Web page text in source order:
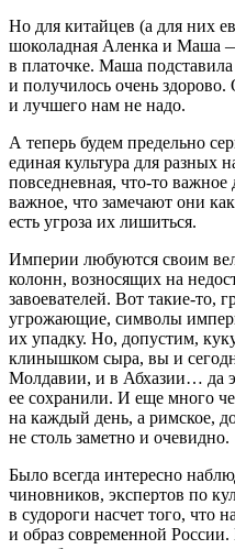
Но для китайцев (а для них
шоколадная Аленка и Маша
в платочке. Маша
и получилось очень
и лучшего нам не надо.
А теперь будем предельно
единая культура для разных
повседневная, что-то важное
важное, что замечают они
есть угроза их лишиться.
Империи любуются своим
колонн, возносящих на
завоевателей. Вот такие-то,
угрожающие, символы
их упадку. Но, допустим,
клинышком сыра, вы и
Молдавии, и в Абхазии… да
ее сохранили. И еще много
на каждый день, а римское,
не столь заметно и очевидно.
Было всегда интересно
чиновников, экспертов по
в судороги насчет того, что
и образ современной